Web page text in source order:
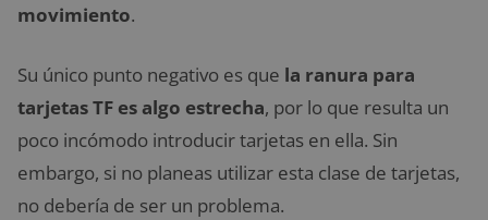
movimiento.
Su único punto negativo es que la ranura para
tarjetas TF es algo estrecha, por lo que resulta un
poco incómodo introducir tarjetas en ella. Sin
embargo, si no planeas utilizar esta clase de tarjetas,
no debería de ser un problema.